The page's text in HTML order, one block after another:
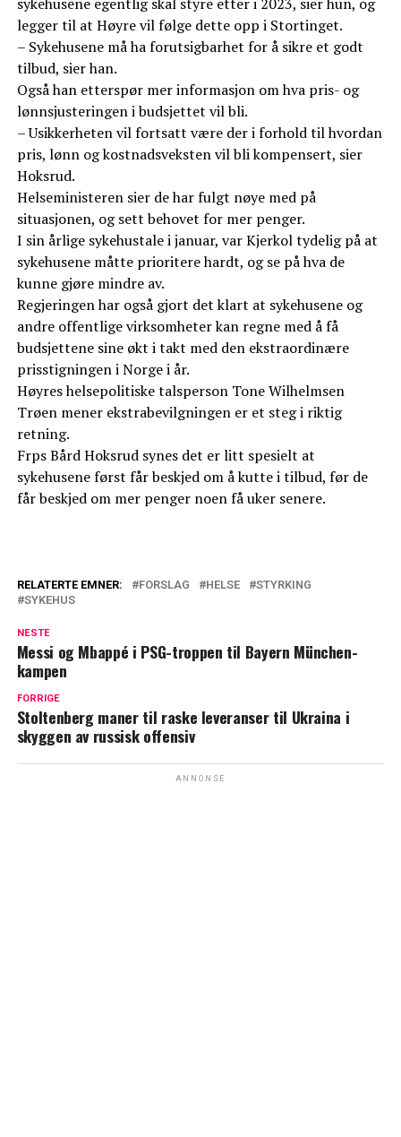
sykehusene egentlig skal styre etter i 2023, sier hun, og
legger til at Høyre vil følge dette opp i Stortinget.
– Sykehusene må ha forutsigbarhet for å sikre et godt
tilbud, sier han.
Også han etterspør mer informasjon om hva pris- og
lønnsjusteringen i budsjettet vil bli.
– Usikkerheten vil fortsatt være der i forhold til hvordan
pris, lønn og kostnadsveksten vil bli kompensert, sier
Hoksrud.
Helseministeren sier de har fulgt nøye med på
situasjonen, og sett behovet for mer penger.
I sin årlige sykehustale i januar, var Kjerkol tydelig på at
sykehusene måtte prioritere hardt, og se på hva de
kunne gjøre mindre av.
Regjeringen har også gjort det klart at sykehusene og
andre offentlige virksomheter kan regne med å få
budsjettene sine økt i takt med den ekstraordinære
prisstigningen i Norge i år.
Høyres helsepolitiske talsperson Tone Wilhelmsen
Trøen mener ekstrabevilgningen er et steg i riktig
retning.
Frps Bård Hoksrud synes det er litt spesielt at
sykehusene først får beskjed om å kutte i tilbud, før de
får beskjed om mer penger noen få uker senere.
RELATERTE EMNER: FORSLAG HELSE
STYRKING
SYKEHUS
NESTE
Messi og Mbappé i PSG-troppen til Bayern München-
kampen
FORRIGE
Stoltenberg maner til raske leveranser til Ukraina i
skyggen av russisk offensiv
ANNONSE